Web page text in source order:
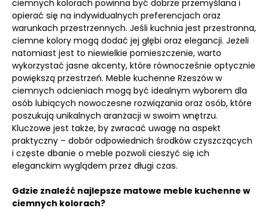
ciemnych kolorach powinna być dobrze przemyślana i
opierać się na indywidualnych preferencjach oraz
warunkach przestrzennych. Jeśli kuchnia jest przestronna,
ciemne kolory mogą dodać jej głębi oraz elegancji. Jeżeli
natomiast jest to niewielkie pomieszczenie, warto
wykorzystać jasne akcenty, które równocześnie optycznie
powiększą przestrzeń. Meble kuchenne Rzeszów w
ciemnych odcieniach mogą być idealnym wyborem dla
osób lubiących nowoczesne rozwiązania oraz osób, które
poszukują unikalnych aranżacji w swoim wnętrzu.
Kluczowe jest także, by zwracać uwagę na aspekt
praktyczny – dobór odpowiednich środków czyszczących
i częste dbanie o meble pozwoli cieszyć się ich
eleganckim wyglądem przez długi czas.
Gdzie znaleźć najlepsze matowe meble kuchenne w
ciemnych kolorach?